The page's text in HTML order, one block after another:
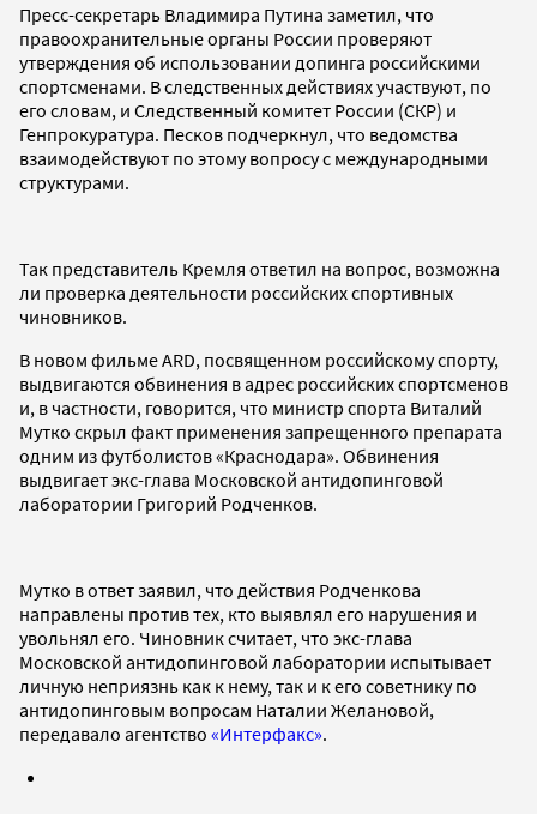
Пресс-секретарь Владимира Путина заметил, что
правоохранительные органы России проверяют
утверждения об использовании допинга российскими
спортсменами. В следственных действиях участвуют, по
его словам, и Следственный комитет России (СКР) и
Генпрокуратура. Песков подчеркнул, что ведомства
взаимодействуют по этому вопросу с международными
структурами.
Так представитель Кремля ответил на вопрос, возможна
ли проверка деятельности российских спортивных
чиновников.
В новом фильме ARD, посвященном российскому спорту,
выдвигаются обвинения в адрес российских спортсменов
и, в частности, говорится, что министр спорта Виталий
Мутко скрыл факт применения запрещенного препарата
одним из футболистов «Краснодара». Обвинения
выдвигает экс-глава Московской антидопинговой
лаборатории Григорий Родченков.
Мутко в ответ заявил, что действия Родченкова
направлены против тех, кто выявлял его нарушения и
увольнял его. Чиновник считает, что экс-глава
Московской антидопинговой лаборатории испытывает
личную неприязнь как к нему, так и к его советнику по
антидопинговым вопросам Наталии Желановой,
передавало агентство «Интерфакс».